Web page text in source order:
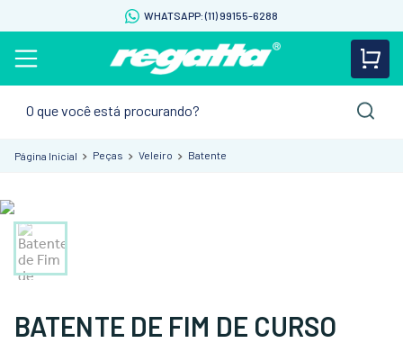
WHATSAPP: (11) 99155-6288
Peças Veleiro Batente
BATENTE DE FIM DE CURSO